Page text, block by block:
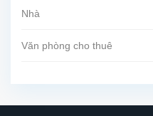
Nhà
Văn phòng cho thuê